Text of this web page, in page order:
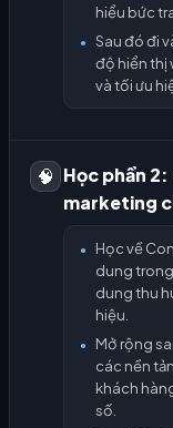
hiểu bức
●
Sau đó đi
độ hiển thị
và tối ưu
🧠 Học phần
marketing
●
Học về
dung
dung thu
hiệu.
●
Mở rộng
các nền
khách
số.